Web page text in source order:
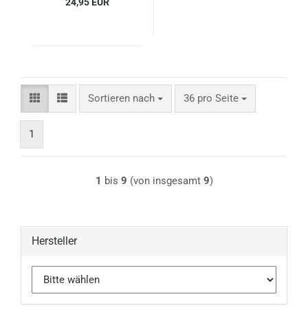
Sortieren nach
Sortieren nach 36 pro Seite
pro Seite
1
1 bis 9 (von insgesamt 9)
Hersteller